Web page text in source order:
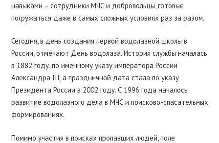
навыками – сотрудники МЧС и добровольцы, готовые
погружаться даже в самых сложных условиях раз за разом.
Сегодня, в день создания первой водолазной школы в
России, отмечают День водолаза. История службы началась
в 1882 году, по именному указу императора России
Александра III, а праздничной дата стала по указу
Президента России в 2002 году. С 1996 года началось
развитие водолазного дела в МЧС и поисково-спасательных
формированиях.
Помимо участия в поисках пропавших людей, поле